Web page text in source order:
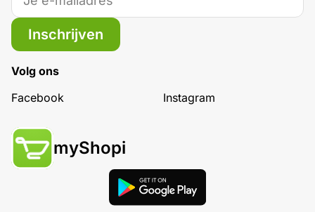
Inschrijven
Volg ons
Facebook
Instagram
myShopi